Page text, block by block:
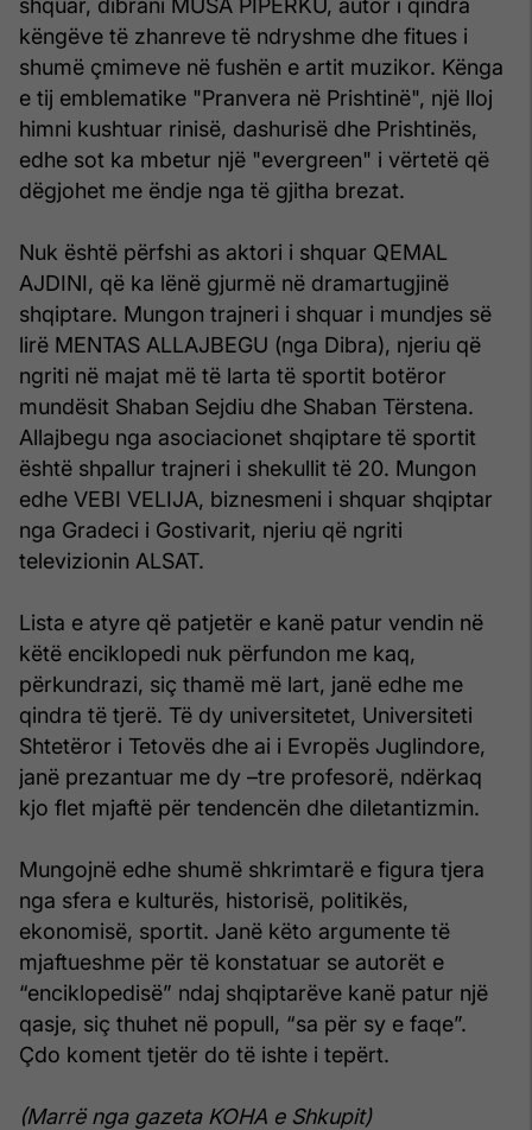
shquar, dibrani MUSA PIPERKU, autor i qindra
këngëve të zhanreve të ndryshme dhe fitues i
shumë çmimeve në fushën e artit muzikor. Kënga
e tij emblematike "Pranvera në Prishtinë", një lloj
himni kushtuar rinisë, dashurisë dhe Prishtinës,
edhe sot ka mbetur një "evergreen" i vërtetë që
dëgjohet me ëndje nga të gjitha brezat.
Nuk është përfshi as aktori i shquar QEMAL
AJDINI, që ka lënë gjurmë në dramartugjinë
shqiptare. Mungon trajneri i shquar i mundjes së
lirë MENTAS ALLAJBEGU (nga Dibra), njeriu që
ngriti në majat më të larta të sportit botëror
mundësit Shaban Sejdiu dhe Shaban Tërstena.
Allajbegu nga asociacionet shqiptare të sportit
është shpallur trajneri i shekullit të 20. Mungon
edhe VEBI VELIJA, biznesmeni i shquar shqiptar
nga Gradeci i Gostivarit, njeriu që ngriti
televizionin ALSAT.
Lista e atyre që patjetër e kanë patur vendin në
këtë enciklopedi nuk përfundon me kaq,
përkundrazi, siç thamë më lart, janë edhe me
qindra të tjerë. Të dy universitetet, Universiteti
Shtetëror i Tetovës dhe ai i Evropës Juglindore,
janë prezantuar me dy –tre profesorë, ndërkaq
kjo flet mjaftë për tendencën dhe diletantizmin.
Mungojnë edhe shumë shkrimtarë e figura tjera
nga sfera e kulturës, historisë, politikës,
ekonomisë, sportit. Janë këto argumente të
mjaftueshme për të konstatuar se autorët e
“enciklopedisë” ndaj shqiptarëve kanë patur një
qasje, siç thuhet në popull, “sa për sy e faqe”.
Çdo koment tjetër do të ishte i tepërt.
(Marrë nga gazeta KOHA e Shkupit)